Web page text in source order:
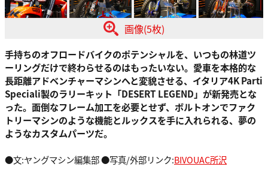
画像(5枚)
手持ちのオフロードバイクのポテンシャルを、いつもの林道ツ
ーリングだけで終わらせるのはもったいない。愛車を本格的な
長距離アドベンチャーマシンへと変貌させる、イタリア4K Parti
Speciali製のラリーキット「DESERT LEGEND」が新発売とな
った。面倒なフレーム加工を必要とせず、ボルトオンでファク
トリーマシンのような機能とルックスを手に入れられる、夢の
ようなカスタムパーツだ。
●文:ヤングマシン編集部 ●写真/外部リンク:BIVOUAC所沢